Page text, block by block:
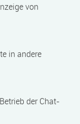
von
in andere
der Chat-